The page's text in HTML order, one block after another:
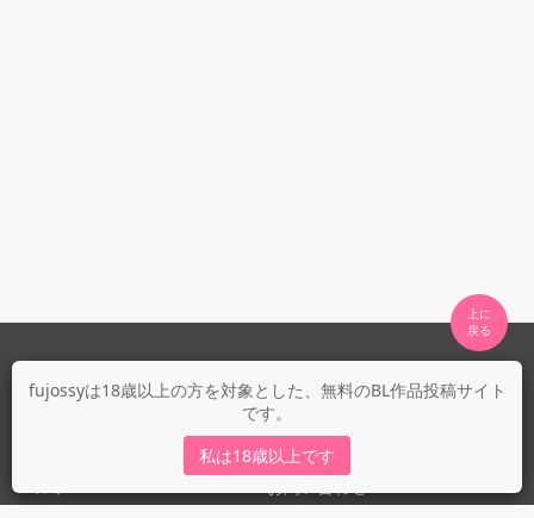
fujossyは18歳以上の方を対象とした、無料のBL作品投稿サイト
です。
私は18歳以上です
上に
fujossyについて
fujossy運営ブログ